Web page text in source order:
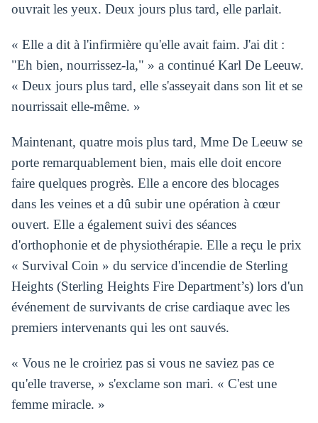
ouvrait les yeux. Deux jours plus tard, elle parlait.
« Elle a dit à l'infirmière qu'elle avait faim. J'ai dit :
"Eh bien, nourrissez-la," » a continué Karl De Leeuw.
« Deux jours plus tard, elle s'asseyait dans son lit et se
nourrissait elle-même. »
Maintenant, quatre mois plus tard, Mme De Leeuw se
porte remarquablement bien, mais elle doit encore
faire quelques progrès. Elle a encore des blocages
dans les veines et a dû subir une opération à cœur
ouvert. Elle a également suivi des séances
d'orthophonie et de physiothérapie. Elle a reçu le prix
« Survival Coin » du service d'incendie de Sterling
Heights (Sterling Heights Fire Department’s) lors d'un
événement de survivants de crise cardiaque avec les
premiers intervenants qui les ont sauvés.
« Vous ne le croiriez pas si vous ne saviez pas ce
qu'elle traverse, » s'exclame son mari. « C'est une
femme miracle. »